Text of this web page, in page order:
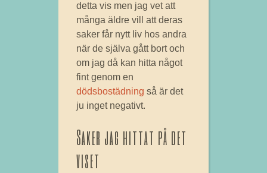
detta vis men jag vet att
många äldre vill att deras
saker får nytt liv hos andra
när de själva gått bort och
om jag då kan hitta något
fint genom en
dödsbostädning så är det
ju inget negativt.
Saker jag hittat på det
viset